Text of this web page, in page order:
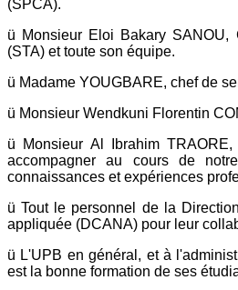
(SPCA).
ü Monsieur Eloi Bakary
(STA) et toute son équipe.
ü Madame YOUGBARE, chef de
ü Monsieur Wendkuni Florentin
ü Monsieur Al Ibrahim
accompagner au cours de
connaissances et expériences
ü Tout le personnel de la
appliquée (DCANA) pour leur
ü L'UPB en général, et à
est la bonne formation de ses